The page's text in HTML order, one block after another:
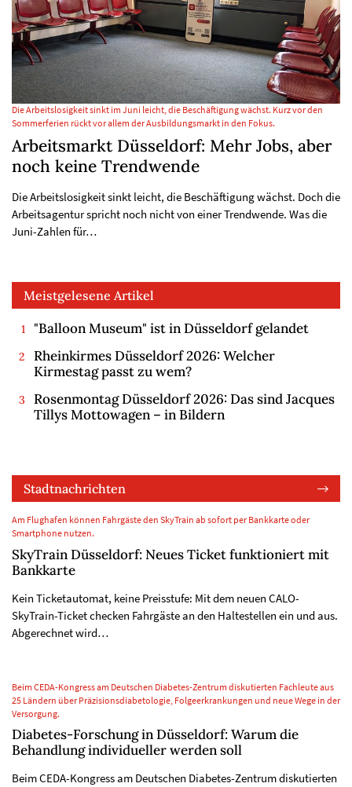
Die Arbeitslosigkeit sinkt im Juni leicht, die Beschäftigung wächst. Kurz vor den
Sommerferien rückt vor allem der Ausbildungsmarkt in den Fokus.
Arbeitsmarkt Düsseldorf: Mehr Jobs, aber
noch keine Trendwende
Die Arbeitslosigkeit sinkt leicht, die Beschäftigung wächst. Doch die
Arbeitsagentur spricht noch nicht von einer Trendwende. Was die
Juni-Zahlen für…
Meistgelesene Artikel
"Balloon Museum" ist in Düsseldorf gelandet
Rheinkirmes Düsseldorf 2026: Welcher
Kirmestag passt zu wem?
Rosenmontag Düsseldorf 2026: Das sind Jacques
Tillys Mottowagen – in Bildern
Stadtnachrichten
Am Flughafen können Fahrgäste den SkyTrain ab sofort per Bankkarte oder
Smartphone nutzen.
SkyTrain Düsseldorf: Neues Ticket funktioniert mit
Bankkarte
Kein Ticketautomat, keine Preisstufe: Mit dem neuen CALO-
SkyTrain-Ticket checken Fahrgäste an den Haltestellen ein und aus.
Abgerechnet wird…
Beim CEDA-Kongress am Deutschen Diabetes-Zentrum diskutierten Fachleute aus
25 Ländern über Präzisionsdiabetologie, Folgeerkrankungen und neue Wege in der
Versorgung.
Diabetes-Forschung in Düsseldorf: Warum die
Behandlung individueller werden soll
Beim CEDA-Kongress am Deutschen Diabetes-Zentrum diskutierten